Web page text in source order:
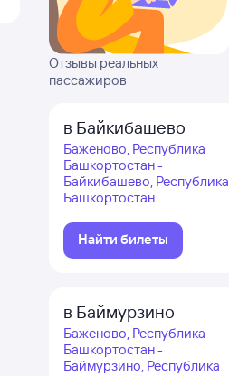
Отзывы реальных
пассажиров
в Байкибашево
Баженово, Республика
Башкортостан -
Байкибашево, Республика
Башкортостан
Найти билеты
в Баймурзино
Баженово, Республика
Башкортостан -
Баймурзино, Республика